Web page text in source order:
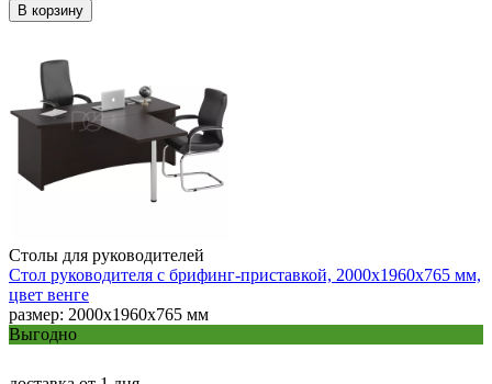
В корзину
Столы для руководителей
Стол руководителя с брифинг-приставкой, 2000х1960х765 мм,
цвет венге
размер: 2000х1960х765 мм
Выгодно